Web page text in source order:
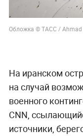
Обложка © ТАСС / Ahmad
На иранском
на случай
военного
CNN,
источники,